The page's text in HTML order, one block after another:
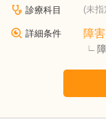
診療科目 (未指
詳細条件 障